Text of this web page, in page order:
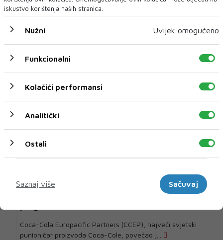
U novom broju pročitajte
Vijesti iz svijeta
Coca-Cola povećala prihode i potvrdila godišnje
Coca-Cola Europacific Partners (CCEP), najveći svjetski
punioničar proizvoda Coca-Cole, povećao j...
iskustvo korištenja naših stranica.
Nužni Uvijek omogućeno
Funkcionalni
Kolačići performansi
Analitički
Ostali
Saznaj više
Sačuvaj